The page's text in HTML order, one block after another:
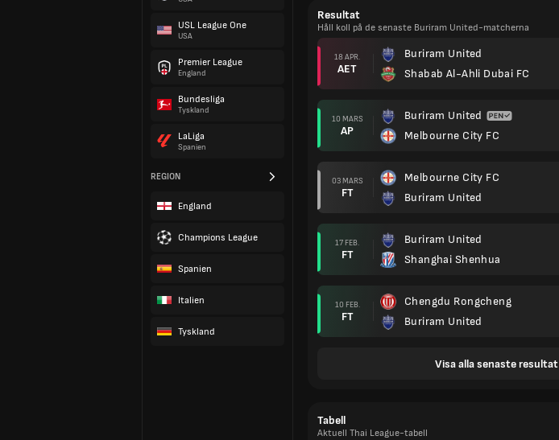
USL League One
USA
Premier League
England
Bundesliga
Tyskland
LaLiga
Spanien
REGION
England
Champions League
Spanien
Italien
Tyskland
Resultat
Håll koll på de senaste Buriram United-matcherna
18 APR.
AET
Buriram United
Shabab Al-Ahli Dubai FC
10 MARS
AP
Buriram United
Melbourne City FC
03 MARS
FT
Melbourne City FC
Buriram United
17 FEB.
FT
Buriram United
Shanghai Shenhua
10 FEB.
FT
Chengdu Rongcheng
Buriram United
Visa alla senaste resultat
Tabell
Aktuell Thai League-tabell